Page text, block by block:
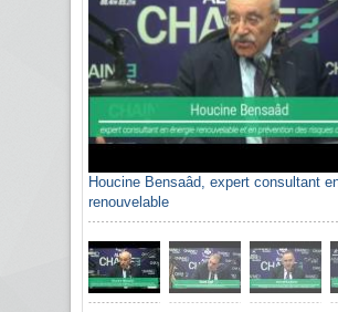
Houcine Bensaâd, expert consultant
renouvelable